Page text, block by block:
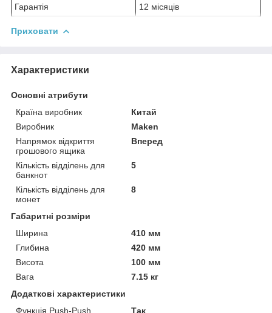
Гарантія
12 місяців
Приховати
Характеристики
Основні атрибути
Країна виробник
Китай
Виробник
Maken
Напрямок відкриття
грошового ящика
Вперед
Кількість відділень для
банкнот
5
Кількість відділень для
монет
8
Габаритні розміри
Ширина
410 мм
Глибина
420 мм
Висота
100 мм
Вага
7.15 кг
Додаткові характеристики
Функція Push-Push
Так